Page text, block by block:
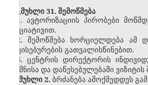
„მუხლი 31. შემოწმება
1. ავტორიზაციის პირობები
ინიციატივით.
2. შემოწმება ხორციელდება ამ
თავისებურების გათვალისწინებით.
3. ცენტრის დირექტორის
შექმნისა და დაწესებულებაში
მუხლი 2. ბრძანება ამოქმედდეს